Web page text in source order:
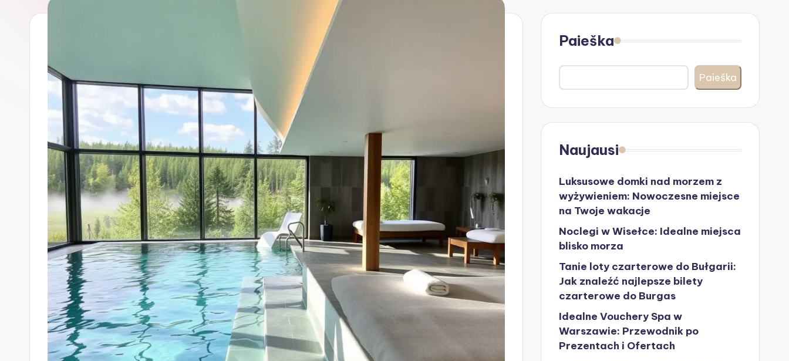
Paieška
Paieška
Naujausi
Luksusowe domki nad morzem z
wyżywieniem: Nowoczesne miejsce
na Twoje wakacje
Noclegi w Wisełce: Idealne miejsca
blisko morza
Tanie loty czarterowe do Bułgarii:
Jak znaleźć najlepsze bilety
czarterowe do Burgas
Idealne Vouchery Spa w
Warszawie: Przewodnik po
Prezentach i Ofertach